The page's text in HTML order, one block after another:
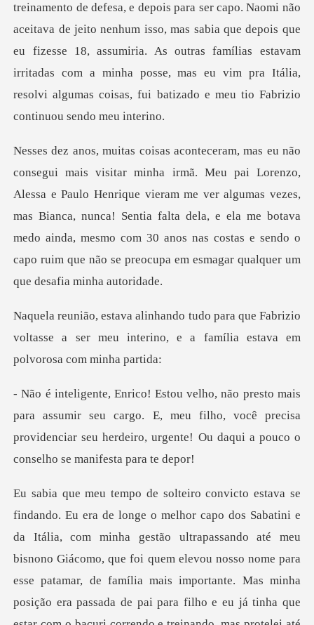
treinamento de defesa, e depois para ser
Paulo Henrique vieram me ver algumas vezes,
mas Bianca, nunca! Sentia falta dela, e ela me botava
medo ainda, mesmo
ue Fabrizio
voltasse a ser meu interino, e a
mir seu cargo. E, meu filho, você precisa
providenciar seu herdeiro
família mais importante. Mas minha
posição era passada de pai para filho e eu já tinha que